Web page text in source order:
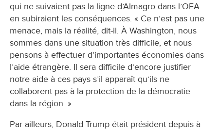
qui ne suivaient pas la ligne d’Almagro dans l’OEA
en subiraient les conséquences. « Ce n’est pas une
menace, mais la réalité, dit-il. À Washington, nous
sommes dans une situation très difficile, et nous
pensons à effectuer d’importantes économies dans
l’aide étrangère. Il sera difficile d’encore justifier
notre aide à ces pays s’il apparaît qu’ils ne
collaborent pas à la protection de la démocratie
dans la région. »
Par ailleurs, Donald Trump était président depuis à